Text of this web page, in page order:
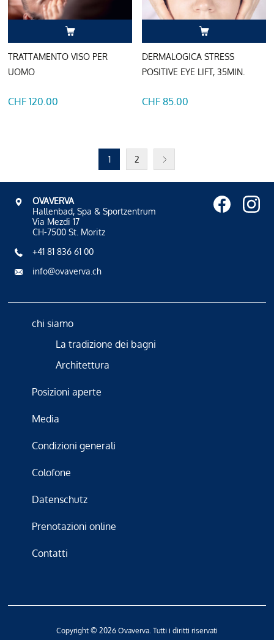
TRATTAMENTO VISO PER
UOMO
CHF 120.00
DERMALOGICA STRESS
POSITIVE EYE LIFT, 35MIN.
CHF 85.00
1 2
OVAVERVA
Hallenbad, Spa & Sportzentrum
Via Mezdi 17
CH-7500 St. Moritz
+41 81 836 61 00
info@ovaverva.ch
chi siamo
La tradizione dei bagni
Architettura
Posizioni aperte
Media
Condizioni generali
Colofone
Datenschutz
Prenotazioni online
Contatti
Copyright © 2026 Ovaverva. Tutti i diritti riservati